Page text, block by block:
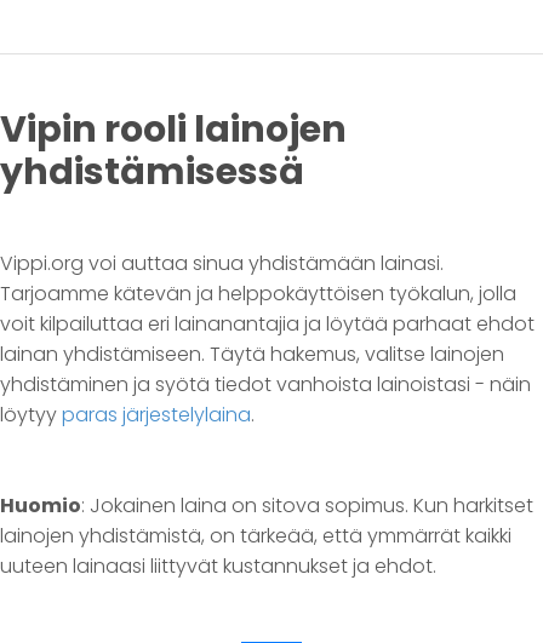
Vipin rooli lainojen
yhdistämisessä
Vippi.org voi auttaa sinua yhdistämään lainasi.
Tarjoamme kätevän ja helppokäyttöisen työkalun, jolla
voit kilpailuttaa eri lainanantajia ja löytää parhaat ehdot
lainan yhdistämiseen. Täytä hakemus, valitse lainojen
yhdistäminen ja syötä tiedot vanhoista lainoistasi - näin
löytyyparas järjestelylaina.
Huomio: Jokainen laina on sitova sopimus. Kun harkitset
lainojen yhdistämistä, on tärkeää, että ymmärrät kaikki
uuteen lainaasi liittyvät kustannukset ja ehdot.